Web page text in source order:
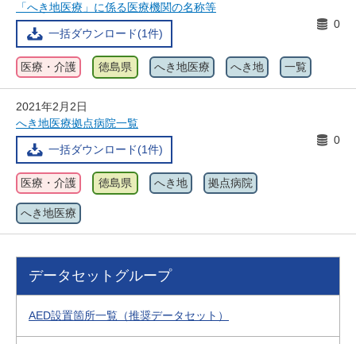
「へき地医療」に係る医療機関の名称等
一括ダウンロード(1件)
0
医療・介護 徳島県 へき地医療 へき地 一覧
2021年2月2日
へき地医療拠点病院一覧
一括ダウンロード(1件)
0
医療・介護 徳島県 へき地 拠点病院
へき地医療
データセットグループ
AED設置箇所一覧（推奨データセット）